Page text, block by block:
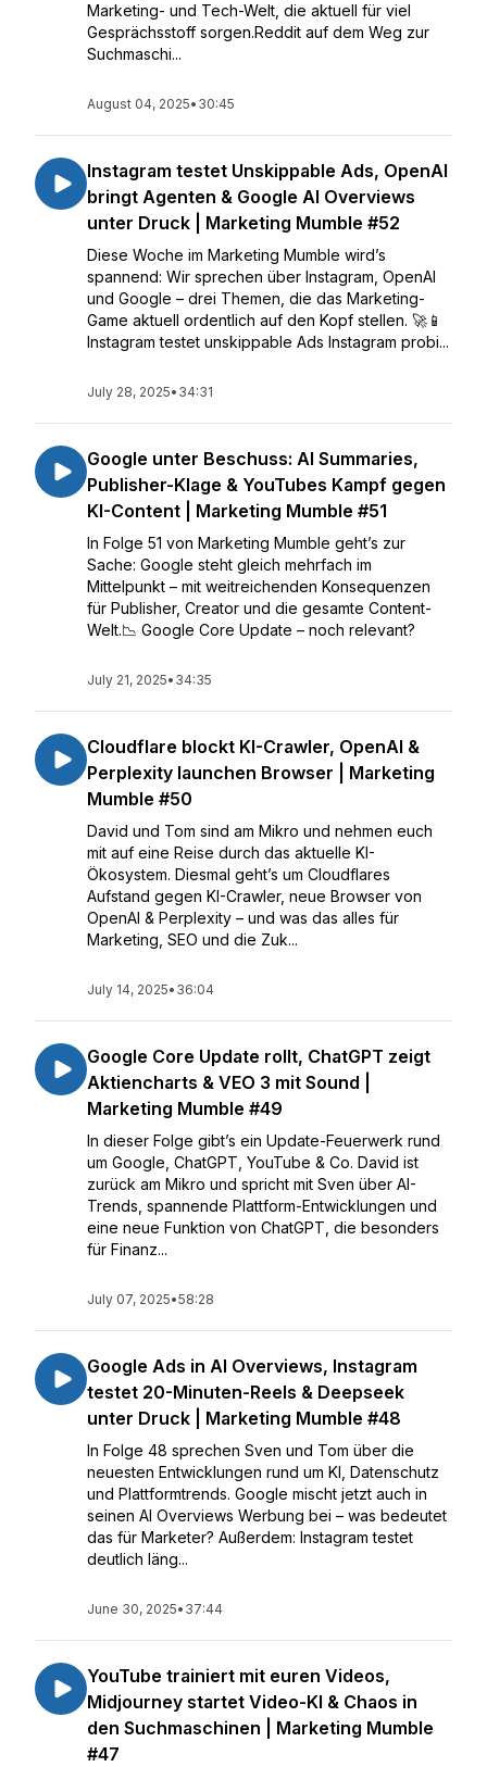
Marketing- und Tech-Welt, die aktuell für viel
Gesprächsstoff sorgen.Reddit auf dem Weg zur
Suchmaschi...
August 04, 2025• 30:45
Instagram testet Unskippable Ads, OpenAI
bringt Agenten & Google AI Overviews
unter Druck | Marketing Mumble #52
Diese Woche im Marketing Mumble wird’s
spannend: Wir sprechen über Instagram, OpenAI
und Google – drei Themen, die das Marketing-
Game aktuell ordentlich auf den Kopf stellen. 🚀📱
Instagram testet unskippable Ads Instagram probi...
July 28, 2025• 34:31
Google unter Beschuss: AI Summaries,
Publisher-Klage & YouTubes Kampf gegen
KI-Content | Marketing Mumble #51
In Folge 51 von Marketing Mumble geht’s zur
Sache: Google steht gleich mehrfach im
Mittelpunkt – mit weitreichenden Konsequenzen
für Publisher, Creator und die gesamte Content-
Welt.📉 Google Core Update – noch relevant?
July 21, 2025• 34:35
Cloudflare blockt KI-Crawler, OpenAI &
Perplexity launchen Browser | Marketing
Mumble #50
David und Tom sind am Mikro und nehmen euch
mit auf eine Reise durch das aktuelle KI-
Ökosystem. Diesmal geht’s um Cloudflares
Aufstand gegen KI-Crawler, neue Browser von
OpenAI & Perplexity – und was das alles für
Marketing, SEO und die Zuk...
July 14, 2025• 36:04
Google Core Update rollt, ChatGPT zeigt
Aktiencharts & VEO 3 mit Sound |
Marketing Mumble #49
In dieser Folge gibt’s ein Update-Feuerwerk rund
um Google, ChatGPT, YouTube & Co. David ist
zurück am Mikro und spricht mit Sven über AI-
Trends, spannende Plattform-Entwicklungen und
eine neue Funktion von ChatGPT, die besonders
für Finanz...
July 07, 2025•58:28
Google Ads in AI Overviews, Instagram
testet 20-Minuten-Reels & Deepseek
unter Druck | Marketing Mumble #48
In Folge 48 sprechen Sven und Tom über die
neuesten Entwicklungen rund um KI, Datenschutz
und Plattformtrends. Google mischt jetzt auch in
seinen AI Overviews Werbung bei – was bedeutet
das für Marketer? Außerdem: Instagram testet
deutlich läng...
June 30, 2025• 37:44
YouTube trainiert mit euren Videos,
Midjourney startet Video-KI & Chaos in
den Suchmaschinen | Marketing Mumble
#47